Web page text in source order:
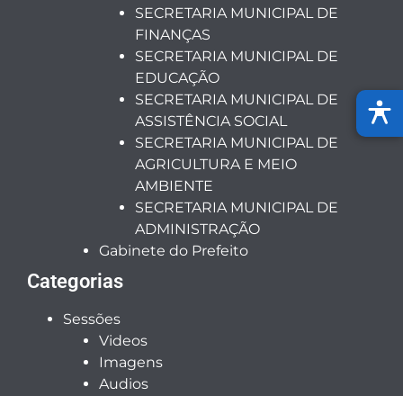
SECRETARIA MUNICIPAL DE
FINANÇAS
SECRETARIA MUNICIPAL DE
EDUCAÇÃO
SECRETARIA MUNICIPAL DE
ASSISTÊNCIA SOCIAL
SECRETARIA MUNICIPAL DE
AGRICULTURA E MEIO
AMBIENTE
SECRETARIA MUNICIPAL DE
ADMINISTRAÇÃO
Gabinete do Prefeito
Categorias
Sessões
Videos
Imagens
Audios